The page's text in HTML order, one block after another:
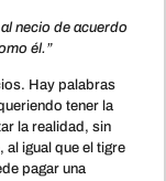
necio de acuerdo
él.”
Hay palabras
tener la
la realidad, sin
igual que el tigre
pagar una